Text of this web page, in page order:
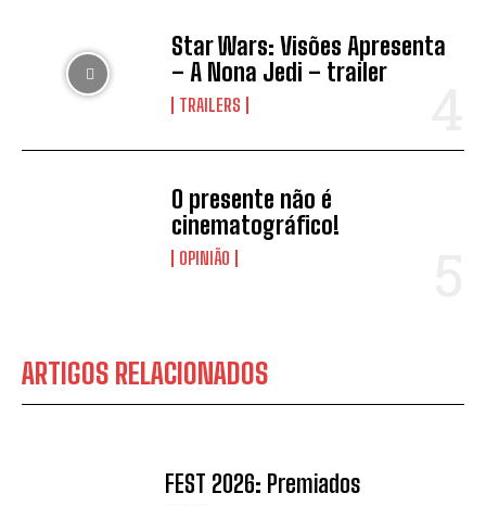
Star Wars: Visões Apresenta
– A Nona Jedi – trailer
TRAILERS
O presente não é
cinematográfico!
OPINIÃO
ARTIGOS RELACIONADOS
FEST 2026: Premiados